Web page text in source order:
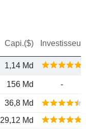
Capi.($) Investisseur
1,14 Md
156 Md -
36,8 Md
29,12 Md